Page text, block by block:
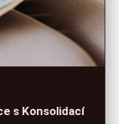
s Konsolidací